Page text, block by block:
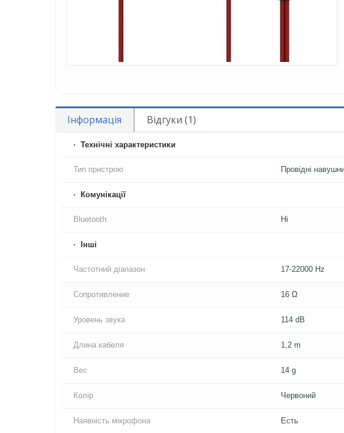
Інформація Відгуки (1)
Технічні характеристики
Тип пристрою Провідні
Комунікації
Bluetooth Ні
Iнші
Частотний діапазон 17-22000 Hz
Сопротивление 16 Ω
Уровень звука 114 dB
Длина кабеля 1,2 m
Вес 14 g
Колір Червоний
Наявність мікрофона Есть